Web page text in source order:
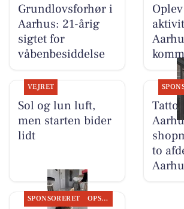
Grundlovsforhør i
Aarhus: 21-årig
sigtet for
våbenbesiddelse
VEJRET
Sol og lun luft,
men starten bider
lidt
to
SPONSORERET OPSLAGSTAVLEN